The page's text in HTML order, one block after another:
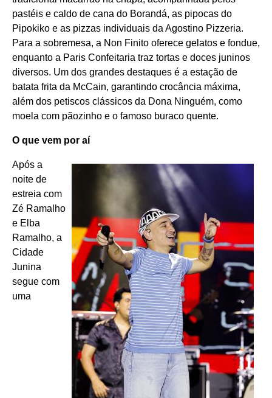
pastéis e caldo de cana do Borandá, as pipocas do
Pipokiko e as pizzas individuais da Agostino Pizzeria.
Para a sobremesa, a Non Finito oferece gelatos e fondue,
enquanto a Paris Confeitaria traz tortas e doces juninos
diversos. Um dos grandes destaques é a estação de
batata frita da McCain, garantindo crocância máxima,
além dos petiscos clássicos da Dona Ninguém, como
moela com pãozinho e o famoso buraco quente.
O que vem por aí
Após a
noite de
estreia com
Zé Ramalho
e Elba
Ramalho, a
Cidade
Junina
segue com
uma